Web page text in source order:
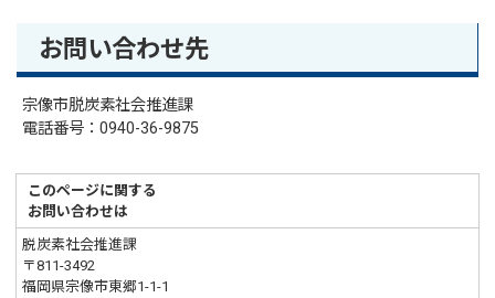
お問い合わせ先
宗像市脱炭素社会推進課
電話番号：0940-36-9875
このページに関する
お問い合わせは
脱炭素社会推進課
〒811-3492
福岡県宗像市東郷1-1-1